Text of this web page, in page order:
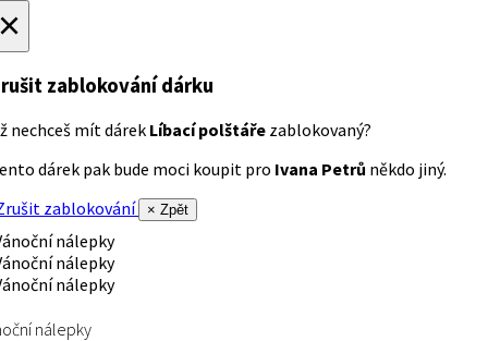
zablokování dárku
nechceš mít dárek Líbací polštáře zablokovaný?
dárek pak bude moci koupit pro Ivana Petrů někdo jiný.
zablokování
× Zpět
nálepky